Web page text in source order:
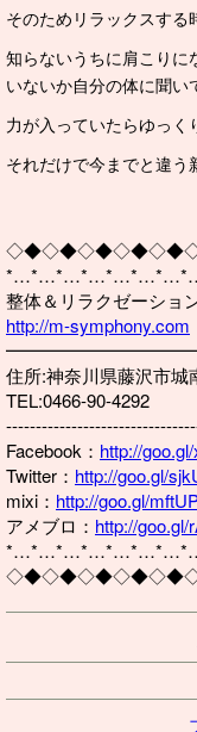
そのためリラックスする
知らないうちに肩こりに
いないか自分の体に聞い
力が入っていたらゆっく
それだけで今までと違う
整体＆リラクゼーショ
http://m-symphony.com
住所:神奈川県藤沢市城
TEL:0466-90-4292
Facebook： http://
Twitter： http://goo.gl/
mixi： http://goo.gl/
アメブロ： http://goo.gl/